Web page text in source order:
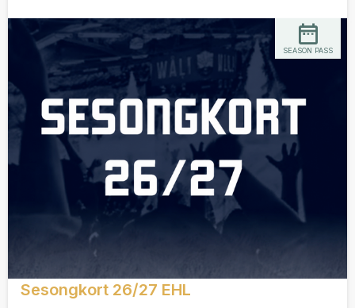
Sesongkort 26/27 EHL
SEASON PASS